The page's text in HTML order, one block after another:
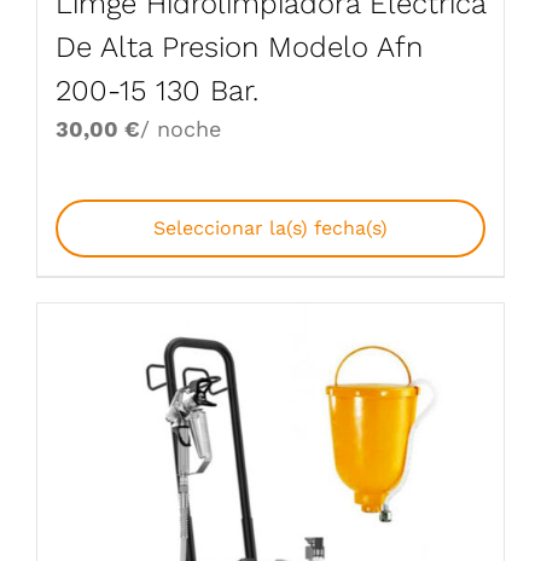
De Alta Presion Modelo Afn
200-15 130 Bar.
30,00 €/ noche
Seleccionar la(s) fecha(s)